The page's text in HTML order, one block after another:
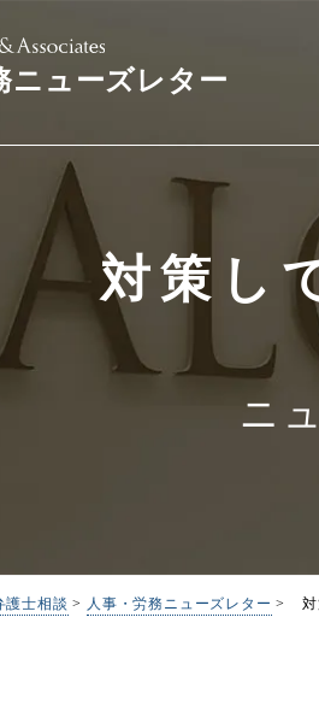
ニューズレター
対策し
ニ
護士相談 > 人事・労務ニューズレター >